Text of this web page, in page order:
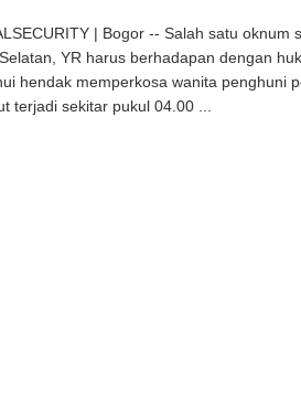
| Bogor -- Salah satu oknum
YR harus berhadapan dengan
hendak memperkosa wanita penghuni
terjadi sekitar pukul 04.00 ...